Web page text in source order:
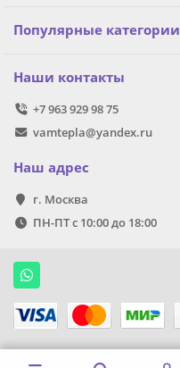
Популярные категории
Наши контакты
+7 963 929 98 75
vamtepla@yandex.ru
Наш адрес
г. Москва
ПН-ПТ с 10:00 до 18:00